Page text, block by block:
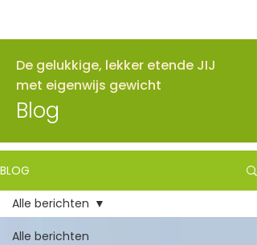
De gelukkige, lekker etende JIJ
met eigenwijs gewicht
Blog
BLOG
Alle berichten
Alle berichten